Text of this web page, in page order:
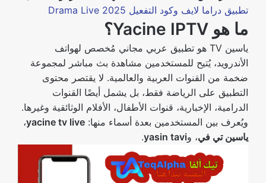
تطبيق دراما لايف وكود التفعيل Drama Live 2025
ما هو Yacine IPTV؟
ياسين TV هو تطبيق عربي مجاني مُخصص لهواتف
الأندرويد، يُتيح للمستخدمين مشاهدة بث مباشر لمجموعة
ضخمة من القنوات العربية والعالمية. لا يقتصر محتوى
التطبيق على الرياضة فقط، بل يشمل أيضًا القنوات
الدرامية، الإخبارية، قنوات الأطفال، الأفلام الوثائقية وغيرها.
ويُعرف بين المستخدمين بعدة أسماء منها: yacine tv live،
ياسين تي في، وyasin tavi
.